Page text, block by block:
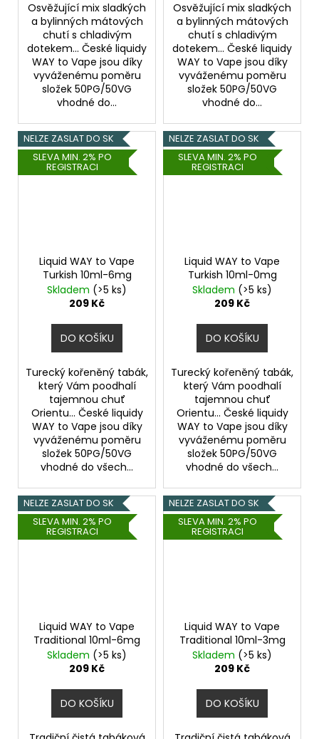
Osvěžující mix sladkých
a bylinných mátových
chutí s chladivým
dotekem... České liquidy
WAY to Vape jsou díky
vyváženému poměru
složek 50PG/50VG
vhodné do...
Osvěžující mix sladkých
a bylinných mátových
chutí s chladivým
dotekem... České liquidy
WAY to Vape jsou díky
vyváženému poměru
složek 50PG/50VG
vhodné do...
NELZE ZASLAT DO SK
SLEVA MIN. 2% PO
REGISTRACI
Liquid WAY to Vape
Turkish 10ml-6mg
Skladem (>5 ks)
209 Kč
DO KOŠÍKU
Turecký kořeněný tabák,
který Vám poodhalí
tajemnou chuť
Orientu... České liquidy
WAY to Vape jsou díky
vyváženému poměru
složek 50PG/50VG
vhodné do všech...
NELZE ZASLAT DO SK
SLEVA MIN. 2% PO
REGISTRACI
Liquid WAY to Vape
Turkish 10ml-0mg
Skladem (>5 ks)
209 Kč
DO KOŠÍKU
Turecký kořeněný tabák,
který Vám poodhalí
tajemnou chuť
Orientu... České liquidy
WAY to Vape jsou díky
vyváženému poměru
složek 50PG/50VG
vhodné do všech...
NELZE ZASLAT DO SK
SLEVA MIN. 2% PO
REGISTRACI
Liquid WAY to Vape
Traditional 10ml-6mg
Skladem (>5 ks)
209 Kč
DO KOŠÍKU
NELZE ZASLAT DO SK
SLEVA MIN. 2% PO
REGISTRACI
Liquid WAY to Vape
Traditional 10ml-3mg
Skladem (>5 ks)
209 Kč
DO KOŠÍKU